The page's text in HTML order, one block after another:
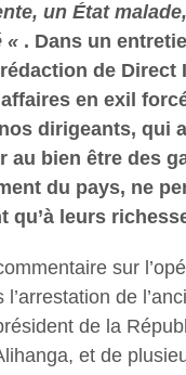
un État
« . Dans un
de Direct
en exil
dirigeants, qui
au bien être des
du pays, ne
qu’à leurs
sur
l’arrestation de
de la
et de